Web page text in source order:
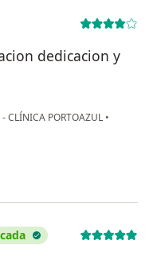
dedicacion y
CLÍNICA PORTOAZUL •